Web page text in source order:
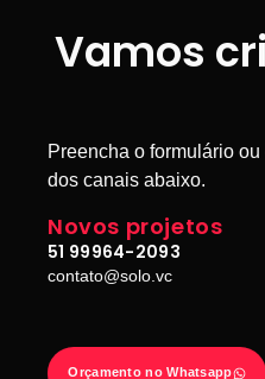
Vamos
Preencha o formulário
dos canais abaixo.
Novos projetos
51 99964-2093
contato@solo.vc
Orçamento no Whatsapp